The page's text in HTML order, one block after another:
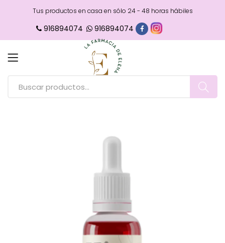
Tus productos en casa en sólo 24 - 48 horas hábiles
916894074 916894074